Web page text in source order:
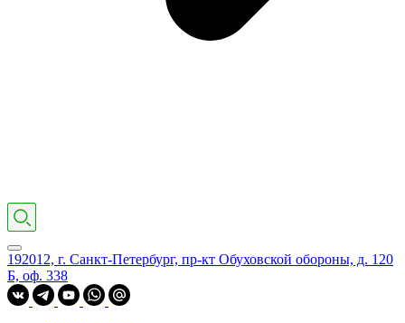
192012, г. Санкт-Петербург, пр-кт Обуховской обороны, д. 120
Б, оф. 338